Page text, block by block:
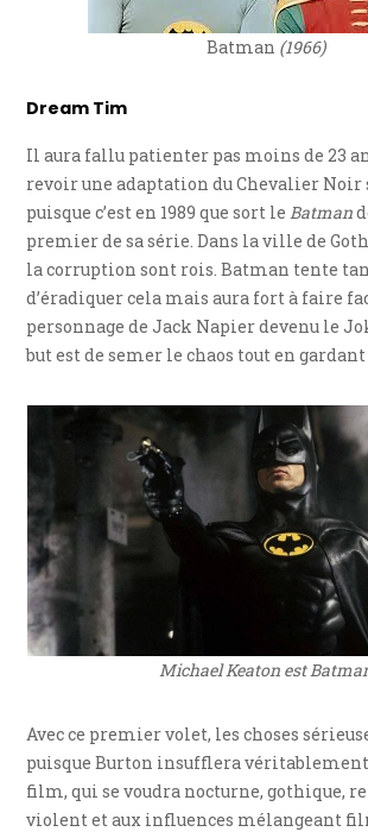
Batman (1966)
Dream Tim
Il aura fallu patienter pas moins de 23
revoir une adaptation du Chevalier Noir
puisque c’est en 1989 que sort leBatman
premier de sa série. Dans la ville de
la corruption sont rois. Batman tente
d’éradiquer cela mais aura fort à faire
personnage de Jack Napier devenu le
but est de semer le chaos tout en
Michael Keaton est
Avec ce premier volet, les choses
puisque Burton insufflera
film, qui se voudra nocturne, gothique,
violent et aux influences mélangeant